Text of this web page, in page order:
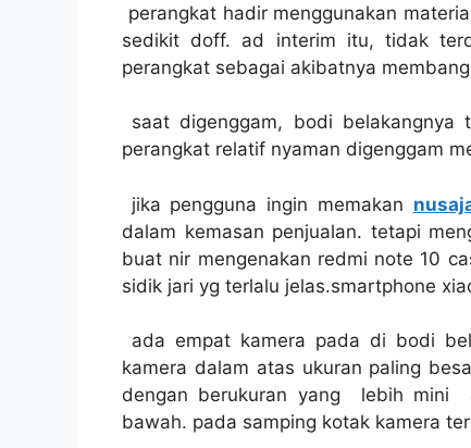
perangkat hadir menggunakan
sedikit doff. ad interim itu, tidak
perangkat sebagai akibatnya
saat digenggam, bodi
perangkat relatif nyaman digenggam
jika pengguna ingin memakan
dalam kemasan penjualan. tetapi
buat nir mengenakan redmi note 10
sidik jari yg terlalu jelas.smartphone
ada empat kamera pada di bodi
kamera dalam atas ukuran paling
dengan berukuran yang lebih mini
bawah. pada samping kotak kamera